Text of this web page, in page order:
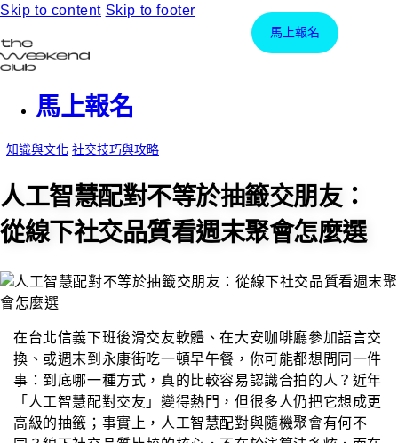
Skip to content Skip to footer
馬上報名
馬上報名
知識與文化 社交技巧與攻略
人工智慧配對不等於抽籤交朋友：
從線下社交品質看週末聚會怎麼選
在台北信義下班後滑交友軟體、在大安咖啡廳參加語言交
換、或週末到永康街吃一頓早午餐，你可能都想問同一件
事：到底哪一種方式，真的比較容易認識合拍的人？近年
「人工智慧配對交友」變得熱門，但很多人仍把它想成更
高級的抽籤；事實上，人工智慧配對與隨機聚會有何不